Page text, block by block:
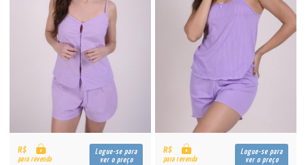
R$
para revenda
Logue-se para
ver o preço
R$
para revenda
Logue-se para
ver o preço